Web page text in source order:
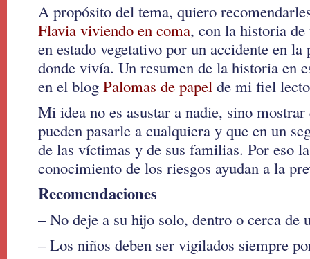
A propósito del tema, quiero
Flavia viviendo en coma, con la historia de
en estado vegetativo por un accidente en
donde vivía. Un resumen de la historia en
en el blog Palomas de papel de mi fiel
Mi idea no es asustar a nadie, sino mostrar
pueden pasarle a cualquiera y que en un
de las víctimas y de sus familias. Por eso
conocimiento de los riesgos ayudan a la
Recomendaciones
– No deje a su hijo solo, dentro o cerca de
– Los niños deben ser vigilados siempre